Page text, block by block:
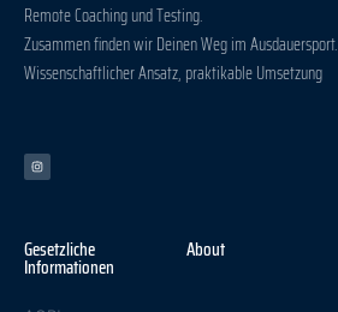
Remote Coaching und Testing.
Zusammen finden wir Deinen Weg im Ausdauersport.
Wissenschaftlicher Ansatz, praktikable Umsetzung
Gesetzliche
Informationen
About